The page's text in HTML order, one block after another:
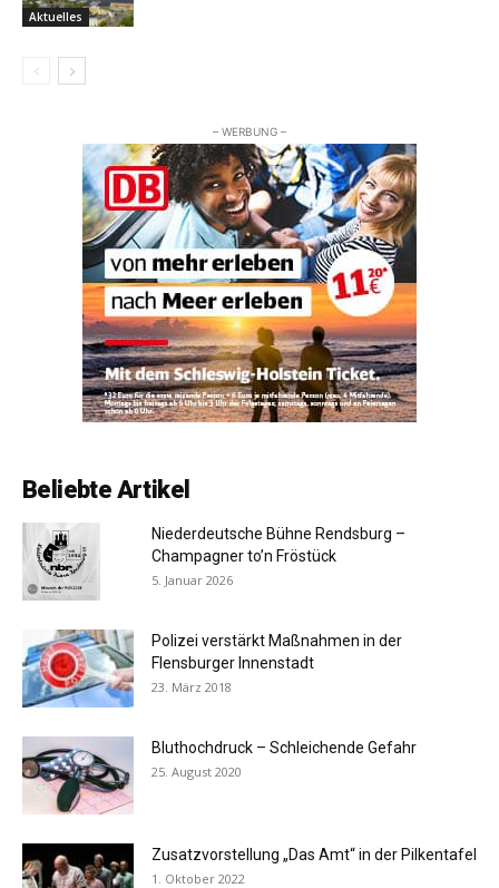
Aktuelles
– WERBUNG –
Beliebte Artikel
Niederdeutsche Bühne Rendsburg –
Champagner to’n Fröstück
5. Januar 2026
Polizei verstärkt Maßnahmen in der
Flensburger Innenstadt
23. März 2018
Bluthochdruck – Schleichende Gefahr
25. August 2020
Zusatzvorstellung „Das Amt“ in der Pilkentafel
1. Oktober 2022